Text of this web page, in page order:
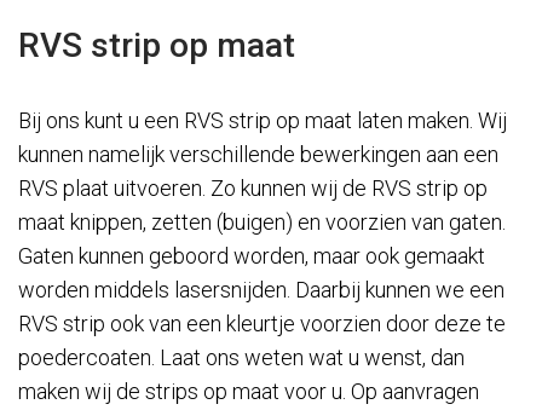
RVS strip op maat
Bij ons kunt u een RVS strip op maat laten maken. Wij
kunnen namelijk verschillende bewerkingen aan een
RVS plaat uitvoeren. Zo kunnen wij de RVS strip op
maat knippen, zetten (buigen) en voorzien van gaten.
Gaten kunnen geboord worden, maar ook gemaakt
worden middels lasersnijden. Daarbij kunnen we een
RVS strip ook van een kleurtje voorzien door deze te
poedercoaten. Laat ons weten wat u wenst, dan
maken wij de strips op maat voor u. Op aanvragen